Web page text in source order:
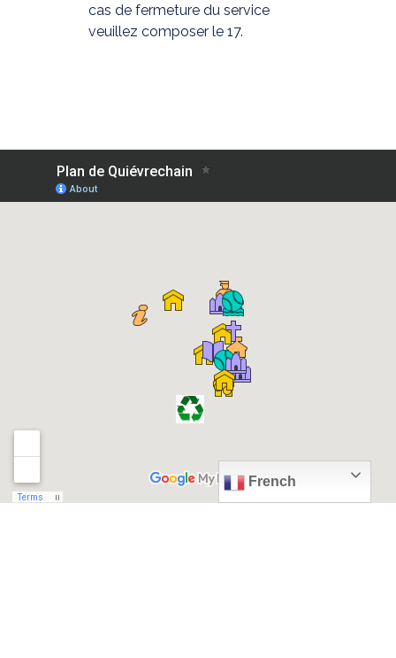
cas de fermeture du service
veuillez composer le 17.
French